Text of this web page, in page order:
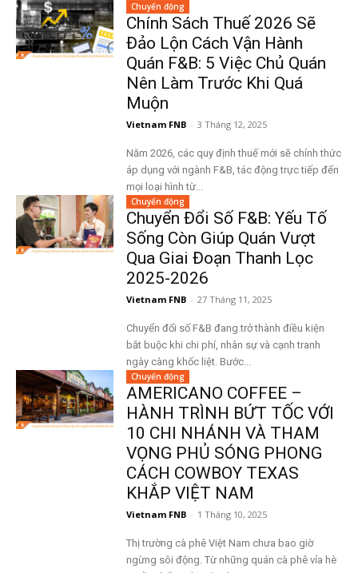
Chuyển động
Chính Sách Thuế 2026 Sẽ
Đảo Lộn Cách Vận Hành
Quán F&B: 5 Việc Chủ Quán
Nên Làm Trước Khi Quá
Muộn
Vietnam FNB - 3 Tháng 12, 2025
Năm 2026, các quy định thuế mới sẽ chính thức
áp dụng với ngành F&B, tác động trực tiếp đến
mọi loại hình từ...
Chuyển động
Chuyển Đổi Số F&B: Yếu Tố
Sống Còn Giúp Quán Vượt
Qua Giai Đoạn Thanh Lọc
2025-2026
Vietnam FNB - 27 Tháng 11, 2025
Chuyển đổi số F&B đang trở thành điều kiện
bắt buộc khi chi phí, nhân sự và cạnh tranh
ngày càng khốc liệt. Bước...
Chuyển động
AMERICANO COFFEE –
HÀNH TRÌNH BỨT TỐC VỚI
10 CHI NHÁNH VÀ THAM
VỌNG PHỦ SÓNG PHONG
CÁCH COWBOY TEXAS
KHẮP VIỆT NAM
Vietnam FNB - 1 Tháng 10, 2025
Thị trường cà phê Việt Nam chưa bao giờ
ngừng sôi động. Từ những quán cà phê vỉa hè